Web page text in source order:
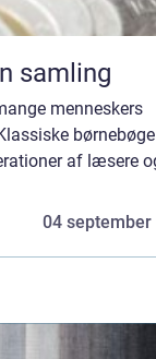
samling
menneskers
af læsere
04 september